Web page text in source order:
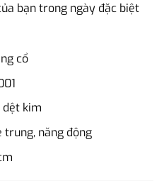
bạn trong ngày đặc biệt
cổ
dệt kim
trung, năng động